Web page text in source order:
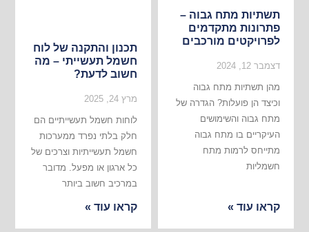
תשתיות מתח גבוה –
פתרונות מתקדמים
לפרויקטים מורכבים
דצמבר 12, 2024
מהן תשתיות מתח גבוה
וכיצד הן פועלות? הגדרה של
מתח גבוה והשימושים
העיקריים בו מתח גבוה
מתייחס לרמות מתח
חשמליות
קראו עוד »
תכנון והתקנה של לוח
חשמל תעשייתי – מה
חשוב לדעת?
מרץ 24, 2025
לוחות חשמל תעשייתיים הם
חלק בלתי נפרד ממערכות
חשמל תעשייתיות וצרכים של
כל ארגון או מפעל. מדובר
במרכיב חשוב ביותר
קראו עוד »